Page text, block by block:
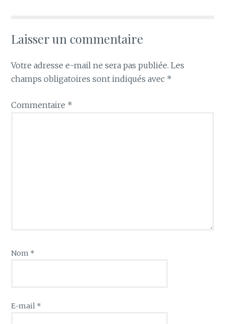
Laisser un commentaire
Votre adresse e-mail ne sera pas publiée. Les
champs obligatoires sont indiqués avec *
Commentaire *
Nom *
E-mail *